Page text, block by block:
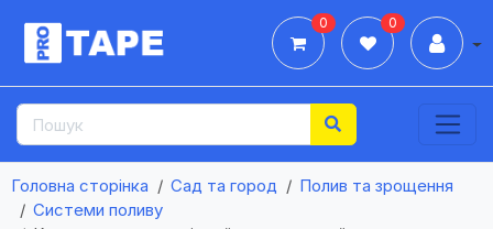
0 0
Головна сторінка Сад та город
Полив та зрощення
Системи поливу